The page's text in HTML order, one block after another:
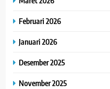
Februari 2026
Januari 2026
Desember 2025
November 2025